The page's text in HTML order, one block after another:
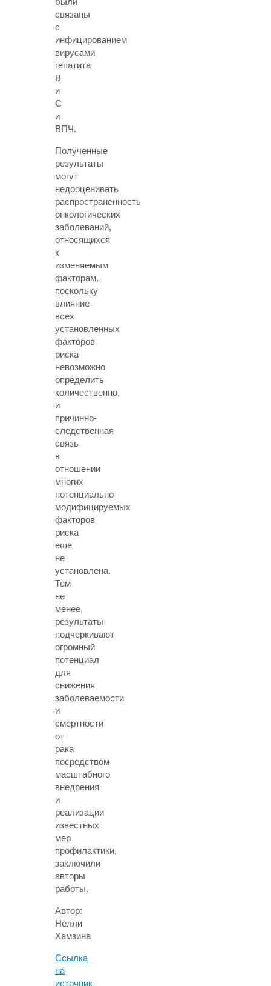
связаны
с
инфицированием
вирусами
гепатита
В
и
С
и
ВПЧ.
Полученные
результаты
могут
недооценивать
распространенность
онкологических
заболеваний,
относящихся
к
изменяемым
факторам,
поскольку
влияние
всех
установленных
факторов
риска
невозможно
определить
количественно,
и
причинно-
следственная
связь
в
отношении
многих
потенциально
модифицируемых
факторов
риска
еще
не
установлена.
Тем
не
менее,
результаты
подчеркивают
огромный
потенциал
для
снижения
заболеваемости
и
смертности
от
рака
посредством
масштабного
внедрения
и
реализации
известных
мер
профилактики,
заключили
авторы
работы.
Автор:
Нелли
Хамзина
Ссылка
на
источник